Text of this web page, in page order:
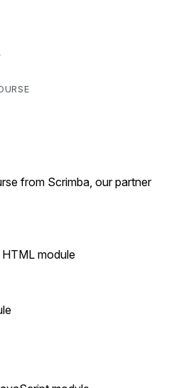
from Scrimba, our partner
module